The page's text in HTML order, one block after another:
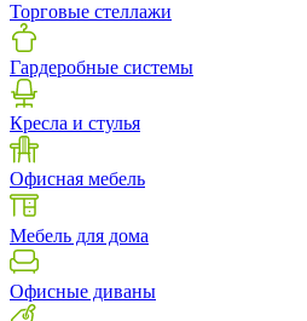
Торговые стеллажи
Гардеробные системы
Кресла и стулья
Офисная мебель
Мебель для дома
Офисные диваны